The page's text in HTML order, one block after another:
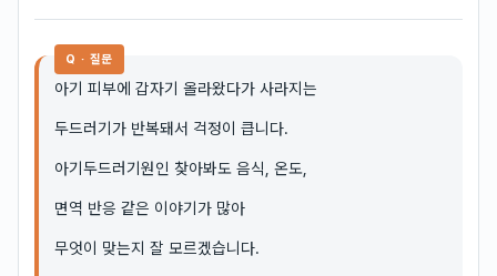
Q · 질문
아기 피부에 갑자기 올라왔다가 사라지는
두드러기가 반복돼서 걱정이 큽니다.
아기두드러기원인 찾아봐도 음식, 온도,
면역 반응 같은 이야기가 많아
무엇이 맞는지 잘 모르겠습니다.